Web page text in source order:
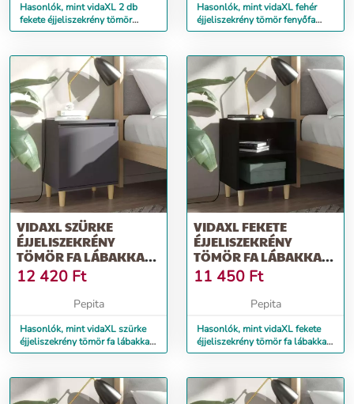
Hasonlók, mint vidaXL 2 db
fekete éjjeliszekrény tömör
fenyőfa lábakkal 40x35x50 cm
Hasonlók, mint vidaXL fehér
éjjeliszekrény tömör fenyőfa
lábakkal 40 x 35 x 50 cm
VIDAXL SZÜRKE
ÉJJELISZEKRÉNY
TÖMÖR FA LÁBAKKAL
40 X 30 X 50 CM
12 420 Ft
Pepita
Hasonlók, mint vidaXL szürke
éjjeliszekrény tömör fa lábakkal
40 x 30 x 50 cm
VIDAXL FEKETE
ÉJJELISZEKRÉNY
TÖMÖR FA LÁBAKKAL
40 X 30 X 50 CM
11 450 Ft
Pepita
Hasonlók, mint vidaXL fekete
éjjeliszekrény tömör fa lábakkal
40 x 30 x 50 cm